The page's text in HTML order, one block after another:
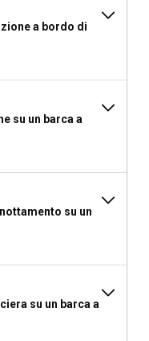
a bordo di
su un barca a
su un
su un barca a